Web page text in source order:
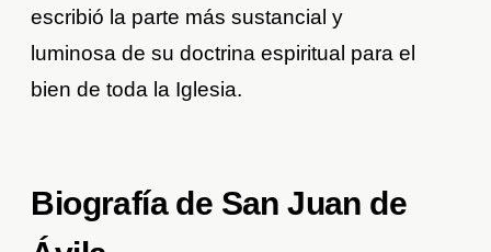
escribió la parte más sustancial y
luminosa de su doctrina espiritual para el
bien de toda la Iglesia.
Biografía de San Juan de